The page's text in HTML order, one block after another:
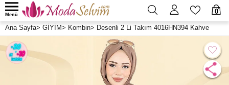
0
Menü
Ana Sayfa> GİYİM> Kombin> Desenli 2 Li Takım 4016HN394 Kahve